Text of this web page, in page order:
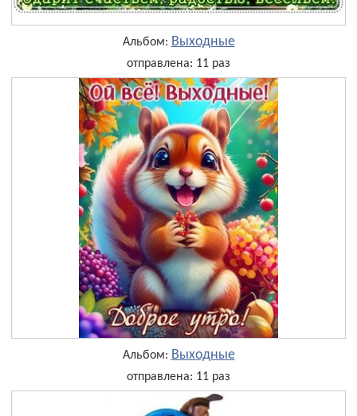
Альбом: Выходные
отправлена: 11 раз
Альбом: Выходные
отправлена: 11 раз